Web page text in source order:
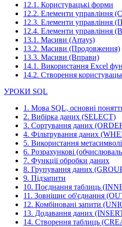
12.1. Користувацькі форми
12.2. Елементи управління
12.3. Елементи управління
12.4. Елементи управління
13.1. Масиви (Arrays)
13.2. Масиви (Продовження)
13.3. Масиви (Вправи)
14.1. Використання Excel
14.2. Створення
УРОКИ SQL
1. Мова SQL, основні
2. Вибірка даних (SELECT)
3. Сортування даних
4. Фільтрування даних
5. Використання
6. Розрахункові
7. Функції обробки даних
8. Групування даних
9. Підзапити
10. Поєднання таблиць
11. Зовнішнє об'єднання
12. Комбіновані запити
13. Додавання даних
14. Створення таблиць